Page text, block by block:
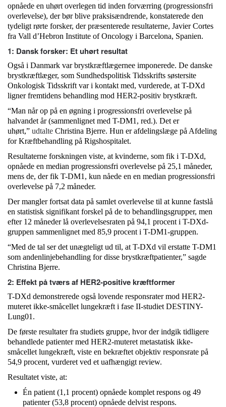
opnåede en uhørt overlegen tid inden forværring (progressionsfri
overlevelse), der bør blive praksisændrende, konstaterede den
tydeligt rørte forsker, der præsenterede resultaterne, Javier Cortes
fra Vall d’Hebron Institute of Oncology i Barcelona, Spanien.
1: Dansk forsker: Et uhørt resultat
Også i Danmark var brystkræftlægernee imponerede. De danske
brystkræftlæger, som Sundhedspolitisk Tidsskrifts søstersite
Onkologisk Tidsskrift var i kontakt med, vurderede, at T-DXd
ligner fremtidens behandling mod HER2-positiv brystkræft.
“Man når op på en øgning i progressionsfri overlevelse på
halvandet år (sammenlignet med T-DM1, red.). Det er
uhørt,” udtalte Christina Bjerre. Hun er afdelingslæge på Afdeling
for Kræftbehandling på Rigshospitalet.
Resultaterne forskningen viste, at kvinderne, som fik i T-DXd,
opnåede en median progressionsfri overlevelse på 25,1 måneder,
mens de, der fik T-DM1, kun nåede en en median progressionsfri
overlevelse på 7,2 måneder.
Der mangler fortsat data på samlet overlevelse til at kunne fastslå
en statistisk signifikant forskel på de to behandlingsgrupper, men
efter 12 måneder lå overlevelsesraten på 94,1 procent i T-DXd-
gruppen sammenlignet med 85,9 procent i T-DM1-gruppen.
“Med de tal ser det unægteligt ud til, at T-DXd vil erstatte T-DM1
som andenlinjebehandling for disse brystkræftpatienter,” sagde
Christina Bjerre.
2: Effekt på tværs af HER2-positive kræftformer
T-DXd demonstrerede også lovende responsrater mod HER2-
muteret ikke-småcellet lungekræft i fase II-studiet DESTINY-
Lung01.
De første resultater fra studiets gruppe, hvor der indgik tidligere
behandlede patienter med HER2-muteret metastatisk ikke-
småcellet lungekræft, viste en bekræftet objektiv responsrate på
54,9 procent, vurderet ved et uafhængigt review.
Resultatet viste, at:
Én patient (1,1 procent) opnåede komplet respons og 49
patienter (53,8 procent) opnåede delvist respons.